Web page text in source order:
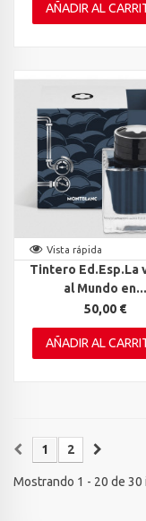
AÑADIR AL
Vista rápida
Tintero Ed.Esp.La
al Mundo en...
50,00 €
AÑADIR AL
1 2
Mostrando 1 - 20 de 30